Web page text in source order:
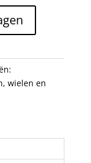
, wielen en